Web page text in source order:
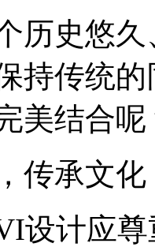
历史悠
持传统
美结合呢
传承文化
设计应